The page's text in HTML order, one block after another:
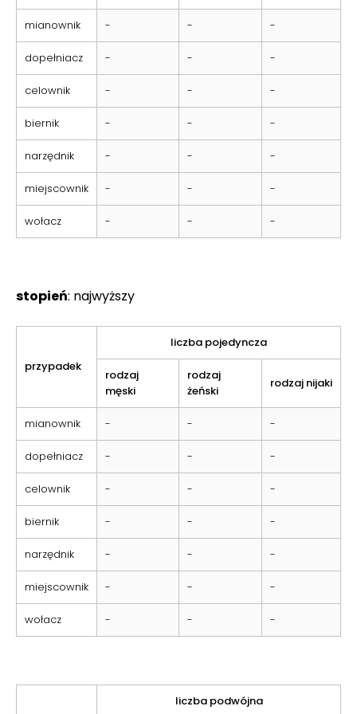
mianownik - - -
dopełniacz - - -
celownik - - -
biernik - - -
narzędnik - - -
miejscownik - - -
wołacz - - -
stopień: najwyższy
przypadek
liczba pojedyncza
rodzaj
męski
rodzaj
żeński
rodzaj nijaki
mianownik - - -
dopełniacz - - -
celownik - - -
biernik - - -
narzędnik - - -
miejscownik - - -
wołacz - - -
liczba podwójna